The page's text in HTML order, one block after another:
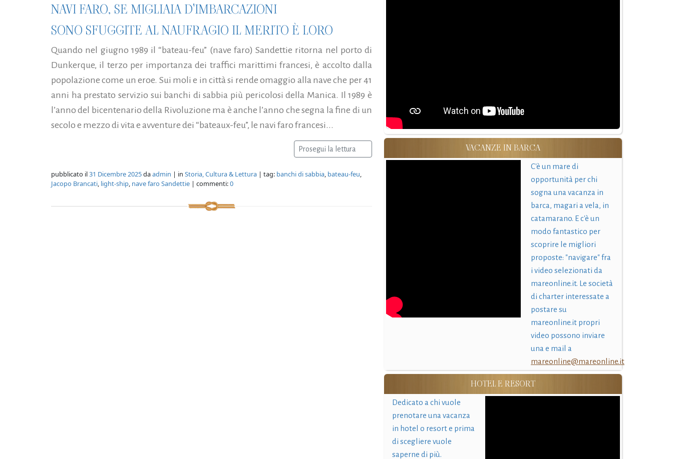
NAVI FARO, SE MIGLIAIA D'IMBARCAZIONI
SONO SFUGGITE AL NAUFRAGIO IL MERITO È LORO
Quando nel giugno 1989 il “bateau-feu” (nave faro) Sandettie ritorna nel porto di
Dunkerque, il terzo per importanza dei traffici marittimi francesi, è accolto dalla
popolazione come un eroe. Sui moli e in città si rende omaggio alla nave che per 41
anni ha prestato servizio sui banchi di sabbia più pericolosi della Manica. Il 1989 è
l’anno del bicentenario della Rivoluzione ma è anche l’anno che segna la fine di un
secolo e mezzo di vita e avventure dei “bateaux-feu”, le navi faro francesi...
Prosegui la lettura
pubblicato il31 Dicembre 2025daadmin | in Storia, Cultura & Lettura | tag: banchi di sabbia, bateau-feu,
Jacopo Brancati, light-ship, nave faro Sandettie | commenti:0
VACANZE IN BARCA
C'è un mare di
opportunità per chi
sogna una vacanza in
barca, magari a vela, in
catamarano. E c'è un
modo fantastico per
scoprire le migliori
proposte: "navigare" fra
i video selezionati da
mareonline.it. Le società
di charter interessate a
postare su
mareonline.it propri
video possono inviare
una e mail a
mareonline@mareonline.it
HOTEL E RESORT
Dedicato a chi vuole
prenotare una vacanza
in hotel o resort e prima
di scegliere vuole
saperne di più.